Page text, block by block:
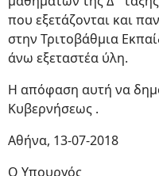
που εξετάζονται και
στην Τριτοβάθμια
άνω εξεταστέα ύλη.
Η απόφαση αυτή να
Κυβερνήσεως .
Αθήνα, 13-07-2018
Ο Υπουργός